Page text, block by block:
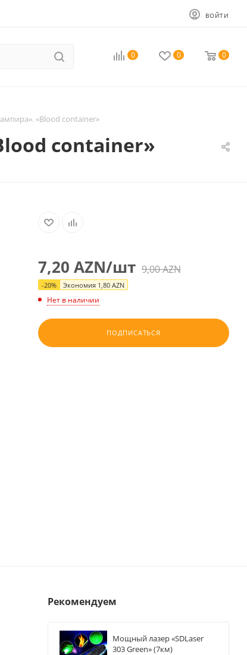
ВОЙТИ
0 0 0
«Blood container»
container»
7,20 AZN/шт 9,00AZN
-20% Экономия 1,80 AZN
Нет в наличии
ПОДПИСАТЬСЯ
Рекомендуем
Мощный лазер «SDLaser
303 Green» (7км)